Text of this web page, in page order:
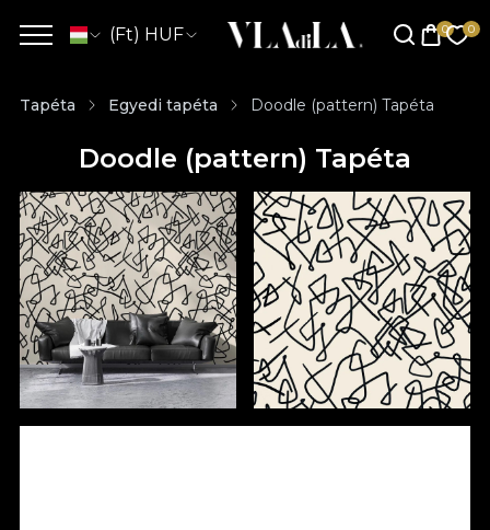
(Ft) HUF
Tapéta Egyedi tapéta Doodle (pattern) Tapéta
Doodle (pattern) Tapéta